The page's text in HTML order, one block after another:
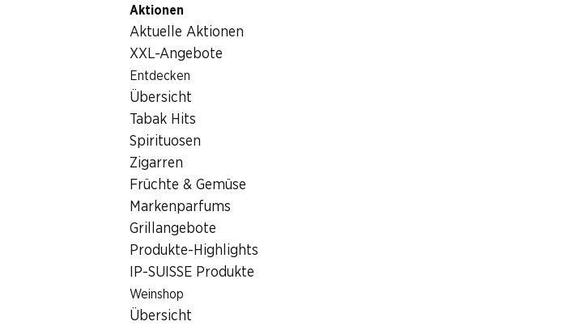
Aktionen
Aktuelle Aktionen
XXL-Angebote
Entdecken
Übersicht
Tabak Hits
Spirituosen
Zigarren
Früchte & Gemüse
Markenparfums
Grillangebote
Produkte-Highlights
IP-SUISSE Produkte
Weinshop
Übersicht
Lebensmittel Schokolade/Süsses
Cailler Napolitains